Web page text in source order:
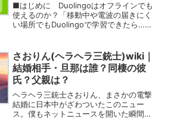
■はじめに Duolingoはオフラインでも
使えるのか？「移動中や電波の届きにく
い場所でもDuolingoで学習できたら…」
を続けられる便利なオフラインモード
が...
さおりん(ヘラヘラ三銃士)wiki｜
結婚相手・旦那は誰？同棲の彼
氏？父親は？
ヘラヘラ三銃士さおりん、まさかの電撃
結婚に日本中がざわついたこのニュー
ス。僕もネットニュースを開いた瞬間、